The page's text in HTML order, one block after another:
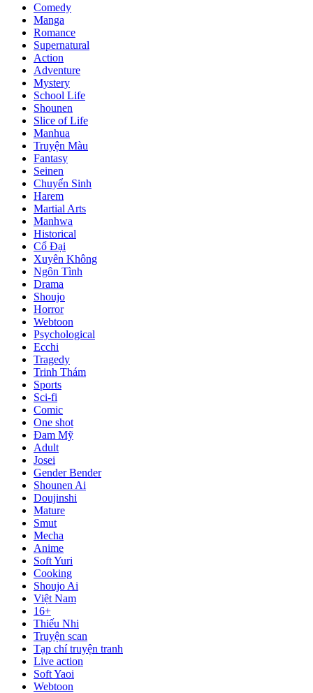
Comedy
Manga
Romance
Supernatural
Action
Adventure
Mystery
School Life
Shounen
Slice of Life
Manhua
Truyện Màu
Fantasy
Seinen
Chuyển Sinh
Harem
Martial Arts
Manhwa
Historical
Cổ Đại
Xuyên Không
Ngôn Tình
Drama
Shoujo
Horror
Webtoon
Psychological
Ecchi
Tragedy
Trinh Thám
Sports
Sci-fi
Comic
One shot
Đam Mỹ
Adult
Josei
Gender Bender
Shounen Ai
Doujinshi
Mature
Smut
Mecha
Anime
Soft Yuri
Cooking
Shoujo Ai
Việt Nam
16+
Thiếu Nhi
Truyện scan
Tạp chí truyện tranh
Live action
Soft Yaoi
Webtoon